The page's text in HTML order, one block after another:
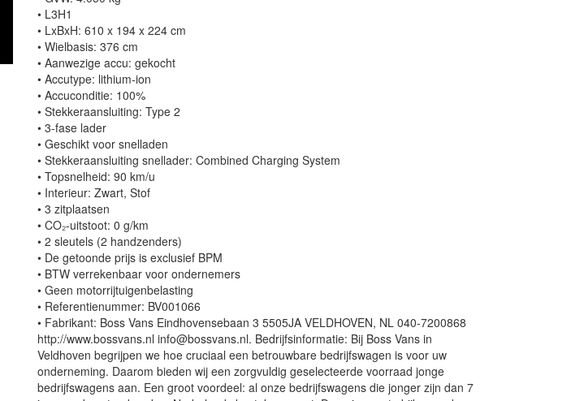
• L3H1
• LxBxH: 610 x 194 x 224 cm
• Wielbasis: 376 cm
• Aanwezige accu: gekocht
• Accutype: lithium-ion
• Accuconditie: 100%
• Stekkeraansluiting: Type 2
• 3-fase lader
• Geschikt voor snelladen
• Stekkeraansluiting snellader: Combined Charging System
• Topsnelheid: 90 km/u
• Interieur: Zwart, Stof
• 3 zitplaatsen
• CO₂-uitstoot: 0 g/km
• 2 sleutels (2 handzenders)
• De getoonde prijs is exclusief BPM
• BTW verrekenbaar voor ondernemers
• Geen motorrijtuigenbelasting
• Referentienummer: BV001066
• Fabrikant: Boss Vans Eindhovensebaan 3 5505JA VELDHOVEN, NL 040-7200868
http://www.bossvans.nl info@bossvans.nl. Bedrijfsinformatie: Bij Boss Vans in
Veldhoven begrijpen we hoe cruciaal een betrouwbare bedrijfswagen is voor uw
onderneming. Daarom bieden wij een zorgvuldig geselecteerde voorraad jonge
bedrijfswagens aan. Een groot voordeel: al onze bedrijfswagens die jonger zijn dan 7